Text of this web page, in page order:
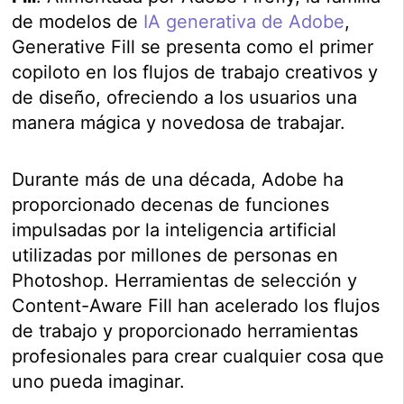
de modelos de IA generativa de Adobe,
Generative Fill se presenta como el primer
copiloto en los flujos de trabajo creativos y
de diseño, ofreciendo a los usuarios una
manera mágica y novedosa de trabajar.
Durante más de una década, Adobe ha
proporcionado decenas de funciones
impulsadas por la inteligencia artificial
utilizadas por millones de personas en
Photoshop. Herramientas de selección y
Content-Aware Fill han acelerado los flujos
de trabajo y proporcionado herramientas
profesionales para crear cualquier cosa que
uno pueda imaginar.